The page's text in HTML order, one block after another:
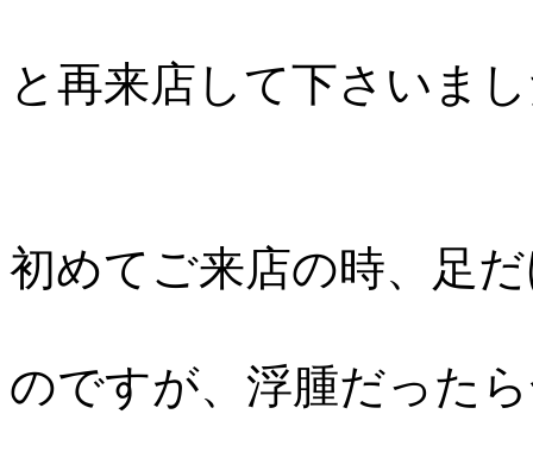
と再来店して下さいま
初めてご来店の時、足
のですが、浮腫だった